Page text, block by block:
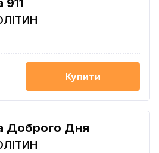
911
Купити
Доброго Дня